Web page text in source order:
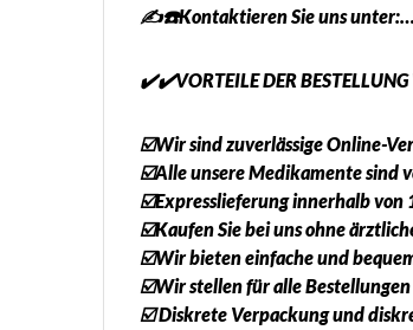
✍️☎️Kontaktieren Sie uns
✔️✔️VORTEILE DER
☑️Wir sind zuverlässige Online-
☑️Alle unsere Medikamente sind
☑️Expresslieferung innerhalb von
☑️Kaufen Sie bei uns ohne
☑️Wir bieten einfache und
☑️Wir stellen für alle
☑️ Diskrete Verpackung und